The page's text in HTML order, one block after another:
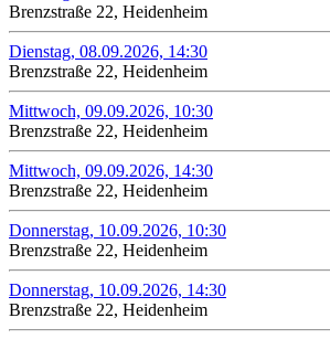
Brenzstraße 22, Heidenheim
Dienstag, 08.09.2026, 14:30
Brenzstraße 22, Heidenheim
Mittwoch, 09.09.2026, 10:30
Brenzstraße 22, Heidenheim
Mittwoch, 09.09.2026, 14:30
Brenzstraße 22, Heidenheim
Donnerstag, 10.09.2026, 10:30
Brenzstraße 22, Heidenheim
Donnerstag, 10.09.2026, 14:30
Brenzstraße 22, Heidenheim